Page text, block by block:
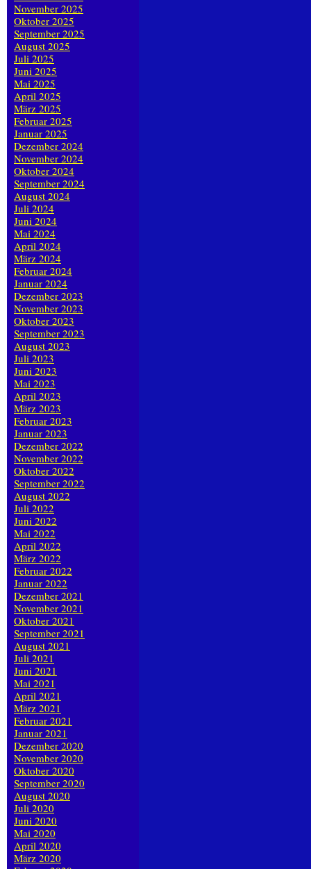
November 2025
Oktober 2025
September 2025
August 2025
Juli 2025
Juni 2025
Mai 2025
April 2025
März 2025
Februar 2025
Januar 2025
Dezember 2024
November 2024
Oktober 2024
September 2024
August 2024
Juli 2024
Juni 2024
Mai 2024
April 2024
März 2024
Februar 2024
Januar 2024
Dezember 2023
November 2023
Oktober 2023
September 2023
August 2023
Juli 2023
Juni 2023
Mai 2023
April 2023
März 2023
Februar 2023
Januar 2023
Dezember 2022
November 2022
Oktober 2022
September 2022
August 2022
Juli 2022
Juni 2022
Mai 2022
April 2022
März 2022
Februar 2022
Januar 2022
Dezember 2021
November 2021
Oktober 2021
September 2021
August 2021
Juli 2021
Juni 2021
Mai 2021
April 2021
März 2021
Februar 2021
Januar 2021
Dezember 2020
November 2020
Oktober 2020
September 2020
August 2020
Juli 2020
Juni 2020
Mai 2020
April 2020
März 2020